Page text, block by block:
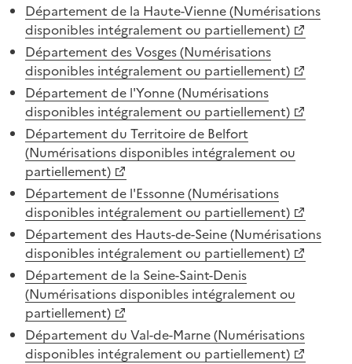
Département de la Haute-Vienne (Numérisations
disponibles intégralement ou partiellement)
Département des Vosges (Numérisations
disponibles intégralement ou partiellement)
Département de l'Yonne (Numérisations
disponibles intégralement ou partiellement)
Département du Territoire de Belfort
(Numérisations disponibles intégralement ou
partiellement)
Département de l'Essonne (Numérisations
disponibles intégralement ou partiellement)
Département des Hauts-de-Seine (Numérisations
disponibles intégralement ou partiellement)
Département de la Seine-Saint-Denis
(Numérisations disponibles intégralement ou
partiellement)
Département du Val-de-Marne (Numérisations
disponibles intégralement ou partiellement)